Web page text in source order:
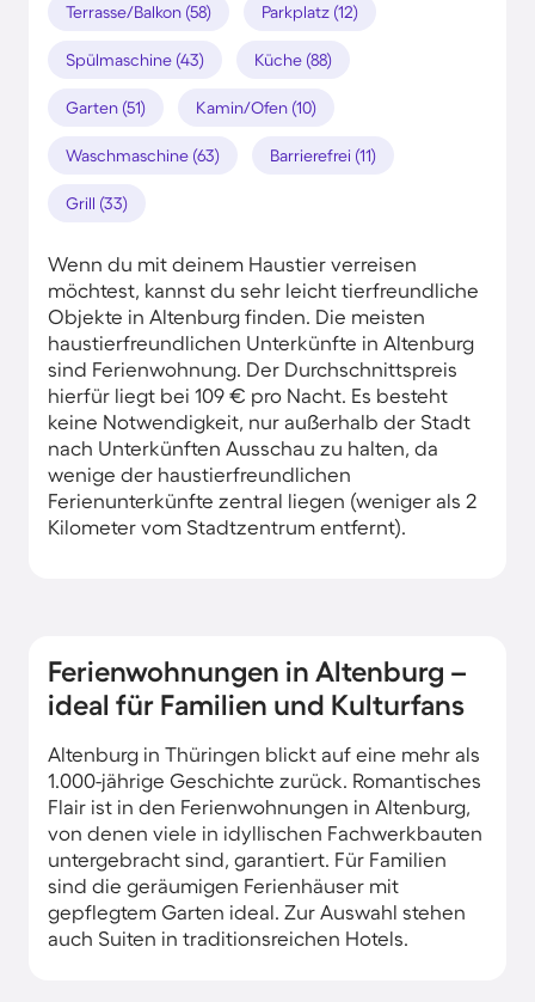
Terrasse/Balkon (58) Parkplatz (12)
Spülmaschine (43) Küche (88)
Garten (51) Kamin/Ofen (10)
Waschmaschine (63) Barrierefrei (11)
Grill (33)
Wenn du mit deinem Haustier verreisen
möchtest, kannst du sehr leicht tierfreundliche
Objekte in Altenburg finden. Die meisten
haustierfreundlichen Unterkünfte in Altenburg
sind Ferienwohnung. Der Durchschnittspreis
hierfür liegt bei 109 € pro Nacht. Es besteht
keine Notwendigkeit, nur außerhalb der Stadt
nach Unterkünften Ausschau zu halten, da
wenige der haustierfreundlichen
Ferienunterkünfte zentral liegen (weniger als 2
Kilometer vom Stadtzentrum entfernt).
Ferienwohnungen in Altenburg –
ideal für Familien und Kulturfans
Altenburg in Thüringen blickt auf eine mehr als
1.000-jährige Geschichte zurück. Romantisches
Flair ist in den Ferienwohnungen in Altenburg,
von denen viele in idyllischen Fachwerkbauten
untergebracht sind, garantiert. Für Familien
sind die geräumigen Ferienhäuser mit
gepflegtem Garten ideal. Zur Auswahl stehen
auch Suiten in traditionsreichen Hotels.